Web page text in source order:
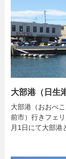
大部港（日生
大部港（おおべ
前市）行きフェ
月1日にて大部港